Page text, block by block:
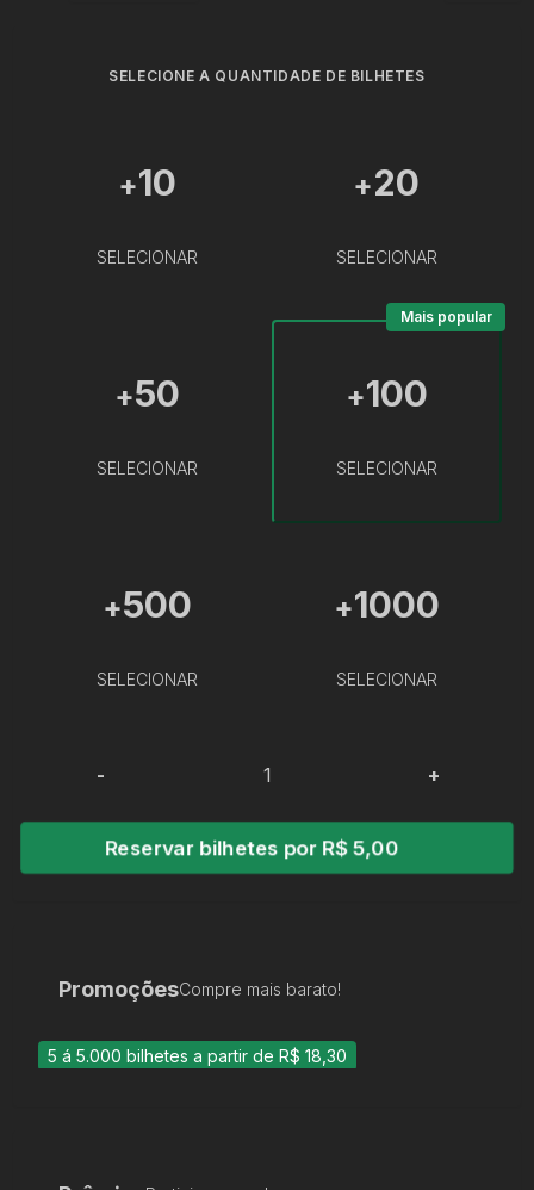
SELECIONE A QUANTIDADE DE BILHETES
+10
SELECIONAR
+20
SELECIONAR
+50
SELECIONAR
+100
SELECIONAR
Mais popular
+500
SELECIONAR
+1000
SELECIONAR
- +
Reservar bilhetes por R$ 5,00
PromoçõesCompre mais barato!
5 á 5.000 bilhetes a partir de R$ 18,30